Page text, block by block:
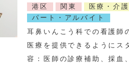
港区 関東 医療・介
パート・アルバイト
耳鼻いんこう科での看護師
医療を提供できるようにス
容：医師の診療補助、採血